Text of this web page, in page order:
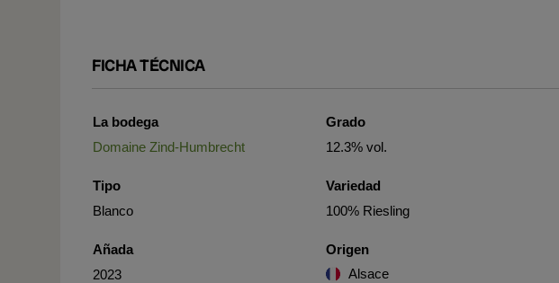
FICHA TÉCNICA
La bodega
Domaine Zind-Humbrecht
Tipo
Blanco
Añada
2023
Grado
12.3% vol.
Variedad
100% Riesling
Origen
Alsace